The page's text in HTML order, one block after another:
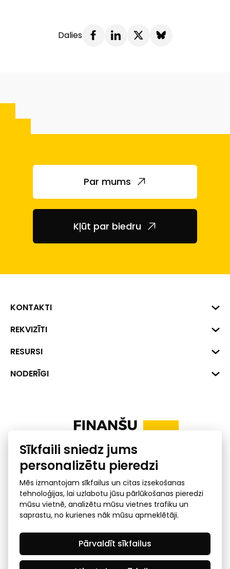
Dalies
Par mums
Kļūt par biedru
KONTAKTI
Biznesa centrs "VERDE" Roberta
1045
+371 287 18175
REKVIZĪTI
Reģ. Nr. 40008002175
Banka: SEB Banka
RESURSI
Dati
Uzņēmumu kredītspējas kalkulators
NODERĪGI
Ombuds
Privātuma politika
GDPR subjekta piekļuves
pieprasījums
© 2026 Latvijas Finanšu nozares asociācija - visas tiesības
Sīkfaili sniedz jums
personalizētu pieredzi
Mēs izmantojam sīkfailus un citas izsekošanas
tehnoloģijas, lai uzlabotu jūsu pārlūkošanas pieredzi
mūsu vietnē, analizētu mūsu vietnes trafiku un
saprastu, no kurienes nāk mūsu apmeklētāji.
Pārvaldīt sīkfailus